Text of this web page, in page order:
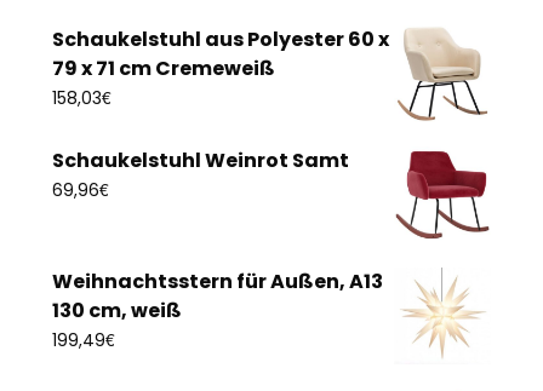
Schaukelstuhl aus Polyester 60 x
79 x 71 cm Cremeweiß
158,03€
Schaukelstuhl Weinrot Samt
69,96€
Weihnachtsstern für Außen, A13
130 cm, weiß
199,49€